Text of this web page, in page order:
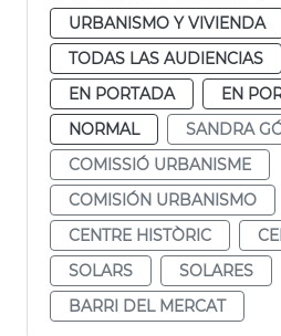
URBANISMO Y VIVIENDA
TODAS LAS AUDIENCIAS
EN PORTADA
EN
NORMAL
SANDRA
COMISSIÓ URBANISME
COMISIÓN URBANISMO
CENTRE HISTÒRIC
SOLARS
SOLARES
BARRI DEL MERCAT